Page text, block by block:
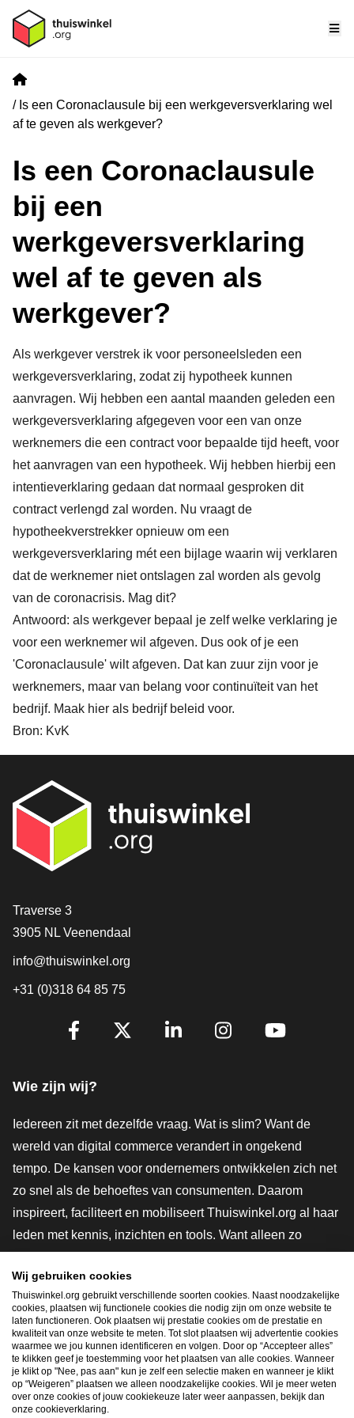
Home
Is een Coronaclausule bij een werkgeversverklaring wel
af te geven als werkgever?
Is een Coronaclausule
bij een
werkgeversverklaring
wel af te geven als
werkgever?
Als werkgever verstrek ik voor personeelsleden een
werkgeversverklaring, zodat zij hypotheek kunnen
aanvragen. Wij hebben een aantal maanden geleden een
werkgeversverklaring afgegeven voor een van onze
werknemers die een contract voor bepaalde tijd heeft, voor
het aanvragen van een hypotheek. Wij hebben hierbij een
intentieverklaring gedaan dat normaal gesproken dit
contract verlengd zal worden. Nu vraagt de
hypotheekverstrekker opnieuw om een
werkgeversverklaring mét een bijlage waarin wij verklaren
dat de werknemer niet ontslagen zal worden als gevolg
van de coronacrisis. Mag dit?
Antwoord: als werkgever bepaal je zelf welke verklaring je
voor een werknemer wil afgeven. Dus ook of je een
'Coronaclausule' wilt afgeven. Dat kan zuur zijn voor je
werknemers, maar van belang voor continuïteit van het
bedrijf. Maak hier als bedrijf beleid voor.
Bron: KvK
Contact
Traverse 3
3905 NL Veenendaal
info@thuiswinkel.org
+31 (0)318 64 85 75
Volg je ons al?
Wie zijn wij?
Iedereen zit met dezelfde vraag. Wat is slim? Want de
wereld van digital commerce verandert in ongekend
tempo. De kansen voor ondernemers ontwikkelen zich net
zo snel als de behoeftes van consumenten. Daarom
inspireert, faciliteert en mobiliseert Thuiswinkel.org al haar
leden met kennis, inzichten en tools. Want alleen zo
innovatievere toekomst. Dus groei ook mee en maak
shoppen slimmer.
Lid worden
Snel navigeren
Wij gebruiken cookies
Thuiswinkel.org gebruikt verschillende soorten cookies. Naast noodzakelijke
cookies, plaatsen wij functionele cookies die nodig zijn om onze website te
laten functioneren. Ook plaatsen wij prestatie cookies om de prestatie en
kwaliteit van onze website te meten. Tot slot plaatsen wij advertentie cookies
waarmee we jou kunnen identificeren en volgen. Door op “Accepteer alles”
te klikken geef je toestemming voor het plaatsen van alle cookies. Wanneer
je klikt op "Nee, pas aan" kun je zelf een selectie maken en wanneer je klikt
op “Weigeren” plaatsen we alleen noodzakelijke cookies. Wil je meer weten
over onze cookies of jouw cookiekeuze later weer aanpassen, bekijk dan
onze cookieverklaring.